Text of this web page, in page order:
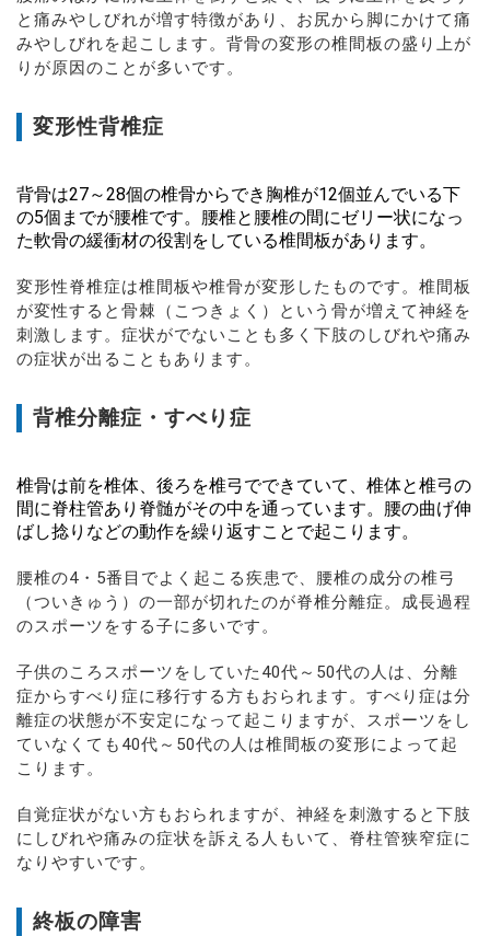
と痛みやしびれが増す特徴があり、お尻から脚にかけて痛
みやしびれを起こします。背骨の変形の椎間板の盛り上が
りが原因のことが多いです。
変形性背椎症
背骨は27～28個の椎骨からでき胸椎が12個並んでいる下
の5個までが腰椎です。腰椎と腰椎の間にゼリー状になっ
た軟骨の緩衝材の役割をしている椎間板があります。
変形性脊椎症は椎間板や椎骨が変形したものです。椎間板
が変性すると骨棘（こつきょく）という骨が増えて神経を
刺激します。症状がでないことも多く下肢のしびれや痛み
の症状が出ることもあります。
背椎分離症・すべり症
椎骨は前を椎体、後ろを椎弓でできていて、椎体と椎弓の
間に脊柱管あり脊髄がその中を通っています。腰の曲げ伸
ばし捻りなどの動作を繰り返すことで起こります。
腰椎の4・5番目でよく起こる疾患で、腰椎の成分の椎弓
（ついきゅう）の一部が切れたのが脊椎分離症。成長過程
のスポーツをする子に多いです。
子供のころスポーツをしていた40代～50代の人は、分離
症からすべり症に移行する方もおられます。すべり症は分
離症の状態が不安定になって起こりますが、スポーツをし
ていなくても40代～50代の人は椎間板の変形によって起
こります。
自覚症状がない方もおられますが、神経を刺激すると下肢
にしびれや痛みの症状を訴える人もいて、脊柱管狭窄症に
なりやすいです。
終板の障害